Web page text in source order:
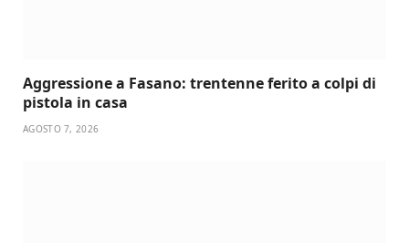
Aggressione a Fasano: trentenne ferito a colpi di
pistola in casa
AGOSTO 7, 2026